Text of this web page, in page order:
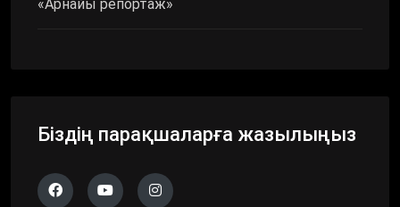
«Арнайы репортаж»
Біздің парақшаларға жазылыңыз